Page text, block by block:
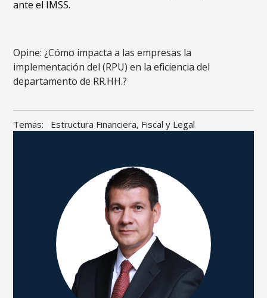
ante el IMSS.
Opine: ¿Cómo impacta a las empresas la
implementación del (RPU) en la eficiencia del
departamento de RR.HH.?
Temas: Estructura Financiera, Fiscal y Legal